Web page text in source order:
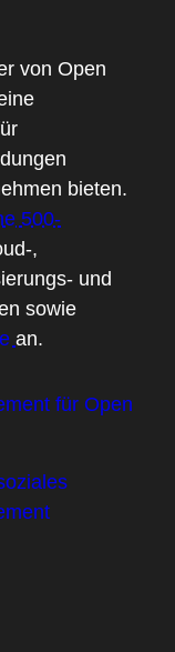
von Open
bieten.
500-
,
und
sowie
an.
für Open